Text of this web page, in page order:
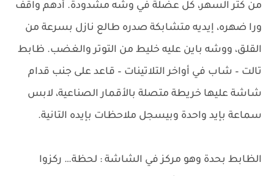
من كتر السهر، كل عضلة في وشه مشدودة. أدهم واقف
ورا ضهره، إيديه متشابكة صدره طالع نازل بسرعة من
القلق، ووشه باين عليه خليط من التوتر والغضب. ظابط
تالت – شاب في أواخر التلاتينات – قاعد على جنب قدام
شاشة عليها خريطة متصلة بالأقمار الصناعية، لابس
سماعة بإيد واحدة وبيسجل ملاحظات بإيده التانية.
الظابط بحدة وهو مركز في الشاشة : لحظة… ركزوا